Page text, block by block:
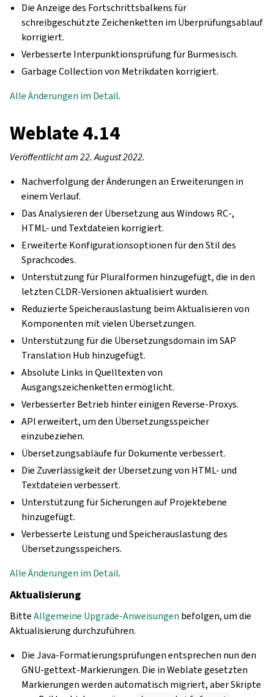
Die Anzeige des Fortschrittsbalkens für
schreibgeschützte Zeichenketten im Überprüfungsablauf
korrigiert.
Verbesserte Interpunktionsprüfung für Burmesisch.
Garbage Collection von Metrikdaten korrigiert.
Alle Änderungen im Detail.
Weblate 4.14
Veröffentlicht am 22. August 2022.
Nachverfolgung der Änderungen an Erweiterungen in
einem Verlauf.
Das Analysieren der Übersetzung aus Windows RC-,
HTML- und Textdateien korrigiert.
Erweiterte Konfigurationsoptionen für den Stil des
Sprachcodes.
Unterstützung für Pluralformen hinzugefügt, die in den
letzten CLDR-Versionen aktualisiert wurden.
Reduzierte Speicherauslastung beim Aktualisieren von
Komponenten mit vielen Übersetzungen.
Unterstützung für die Übersetzungsdomain im SAP
Translation Hub hinzugefügt.
Absolute Links in Quelltexten von
Ausgangszeichenketten ermöglicht.
Verbesserter Betrieb hinter einigen Reverse-Proxys.
API erweitert, um den Übersetzungsspeicher
einzubeziehen.
Übersetzungsabläufe für Dokumente verbessert.
Die Zuverlässigkeit der Übersetzung von HTML- und
Textdateien verbessert.
Unterstützung für Sicherungen auf Projektebene
hinzugefügt.
Verbesserte Leistung und Speicherauslastung des
Übersetzungsspeichers.
Alle Änderungen im Detail.
Aktualisierung
BitteAllgemeine Upgrade-Anweisungen befolgen, um die
Aktualisierung durchzuführen.
Die Java-Formatierungsprüfungen entsprechen nun den
GNU-gettext-Markierungen. Die in Weblate gesetzten
Markierungen werden automatisch migriert, aber Skripte